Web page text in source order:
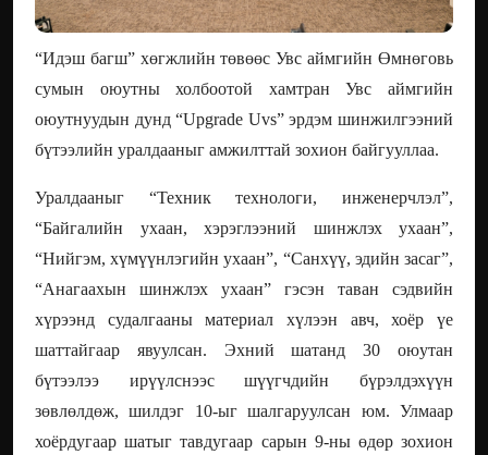
“Идэш багш” хөгжлийн төвөөс Увс аймгийн Өмнөговь
сумын оюутны холбоотой хамтран Увс аймгийн
оюутнуудын дунд “Upgrade Uvs” эрдэм шинжилгээний
бүтээлийн уралдааныг амжилттай зохион байгууллаа.
Уралдааныг “Техник технологи, инженерчлэл”,
“Байгалийн ухаан, хэрэглээний шинжлэх ухаан”,
“Нийгэм, хүмүүнлэгийн ухаан”, “Санхүү, эдийн засаг”,
“Анагаахын шинжлэх ухаан” гэсэн таван сэдвийн
хүрээнд судалгааны материал хүлээн авч, хоёр үе
шаттайгаар явуулсан. Эхний шатанд 30 оюутан
бүтээлээ ирүүлснээс шүүгчдийн бүрэлдэхүүн
зөвлөлдөж, шилдэг 10-ыг шалгаруулсан юм. Улмаар
хоёрдугаар шатыг тавдугаар сарын 9-ны өдөр зохион